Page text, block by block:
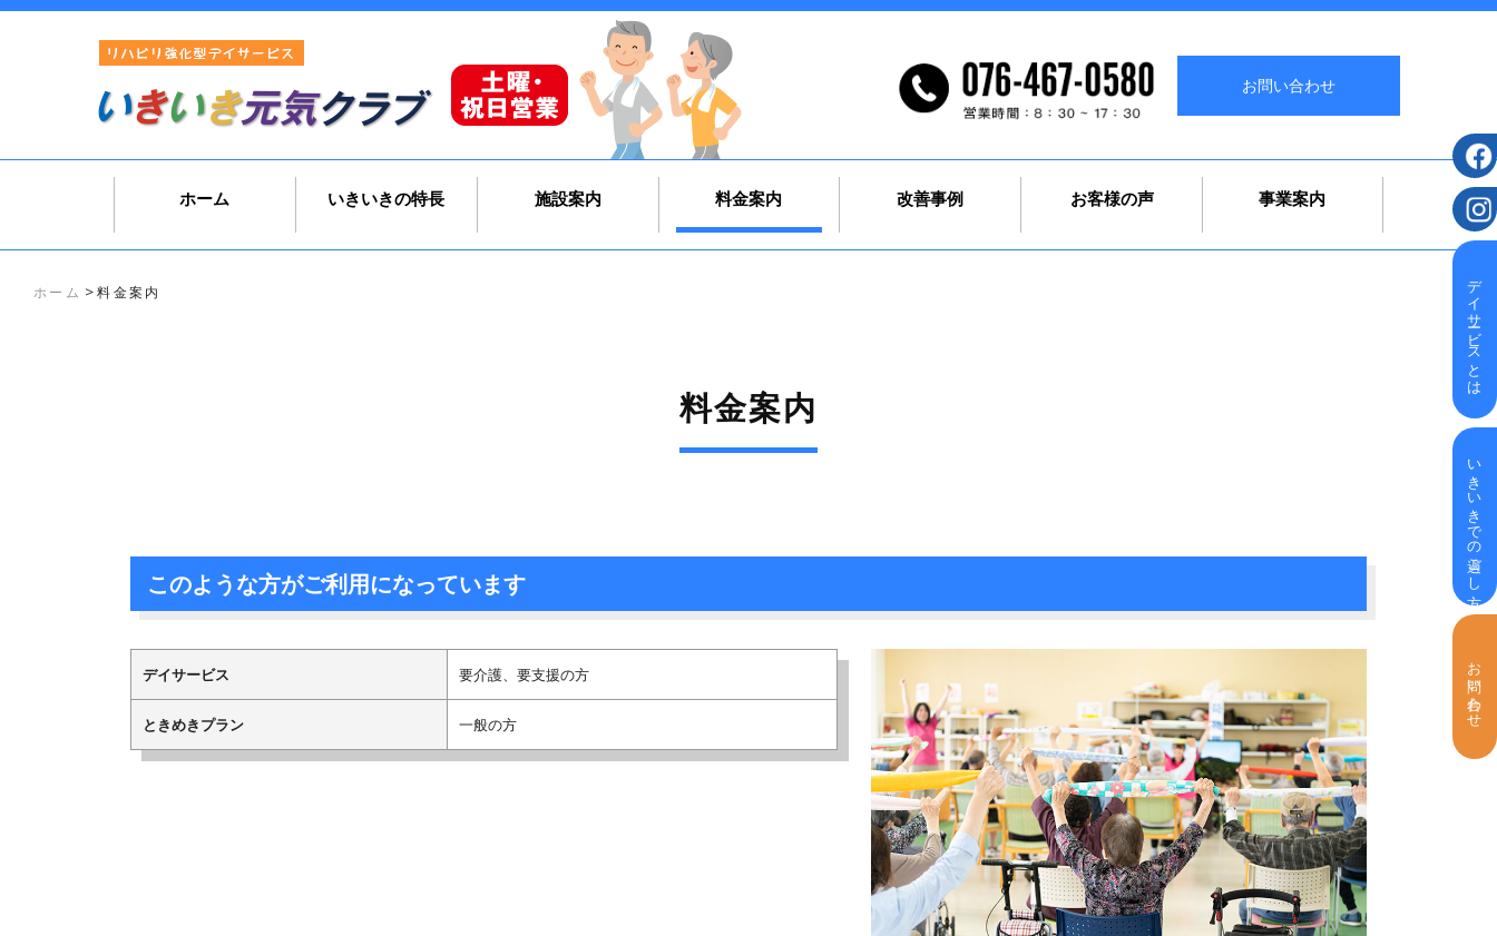
お問い合わせ
ホーム いきいきの特長 施設案内 料金案内 改善事例 お客様の声 事業案内
ホーム >料金案内
料金案内
このような方がご利用になっています
デイサービス 要介護、要支援の方
ときめきプラン 一般の方
デイサービスとは
いきいきでの過ごし方
お問い合わせ